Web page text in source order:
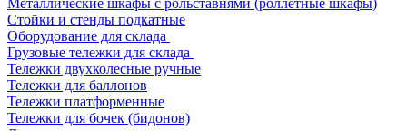
Металлические шкафы с рольставнями (роллетные шкафы)
Стойки и стенды подкатные
Оборудование для склада
Грузовые тележки для склада
Тележки двухколесные ручные
Тележки для баллонов
Тележки платформенные
Тележки для бочек (бидонов)